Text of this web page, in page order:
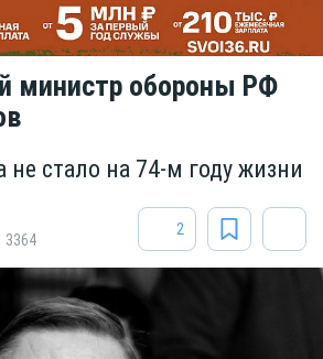
министр обороны РФ
не стало на 74-м году жизни
3364
2